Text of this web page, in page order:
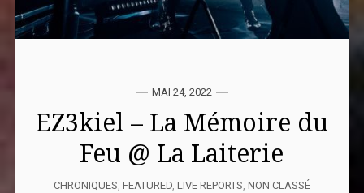
MAI 24, 2022
EZ3kiel – La Mémoire du
Feu @ La Laiterie
CHRONIQUES, FEATURED, LIVE REPORTS, NON CLASSÉ